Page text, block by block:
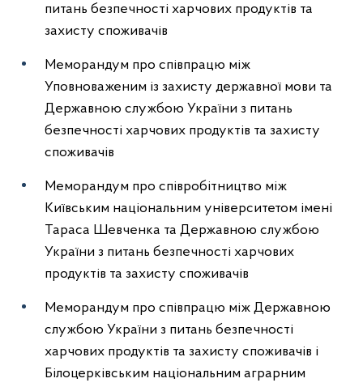
питань безпечності харчових продуктів та
захисту споживачів
Меморандум про співпрацю між
Уповноваженим із захисту державної мови та
Державною службою України з питань
безпечності харчових продуктів та захисту
споживачів
Меморандум про співробітництво між
Київським національним університетом імені
Тараса Шевченка та Державною службою
України з питань безпечності харчових
продуктів та захисту споживачів
Меморандум про співпрацю між Державною
службою України з питань безпечності
харчових продуктів та захисту споживачів і
Білоцерківським національним аграрним